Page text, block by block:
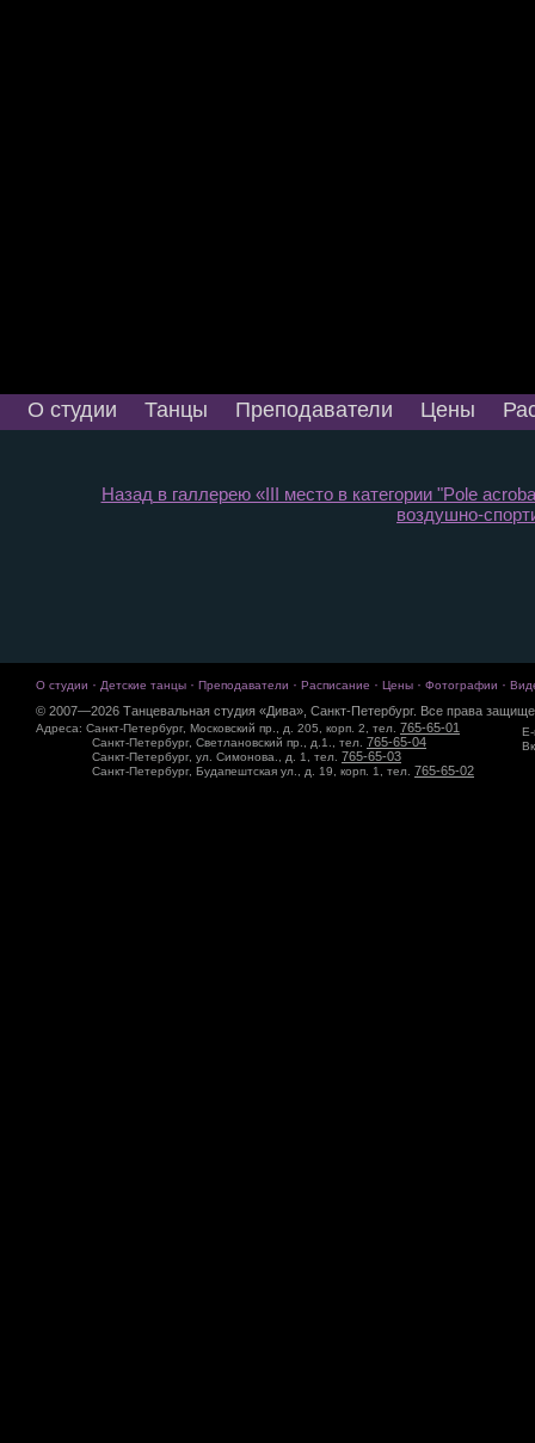
О студии Танцы Преподаватели Цены
Назад в галлерею «III место в категории "Pole
воздушно-
О студии · Детские танцы · Преподаватели · Расписание · Цены · Фотографии ·
© 2007—2026 Танцевальная студия «Дива», Санкт-Петербург. Все права
Адреса: Санкт-Петербург, Московский пр., д. 205, корп. 2, тел. 765-65-01
Санкт-Петербург, Светлановский пр., д.1., тел. 765-65-04
Санкт-Петербург, ул. Симонова., д. 1, тел. 765-65-03
Санкт-Петербург, Будапештская ул., д. 19, корп. 1, тел. 765-65-02